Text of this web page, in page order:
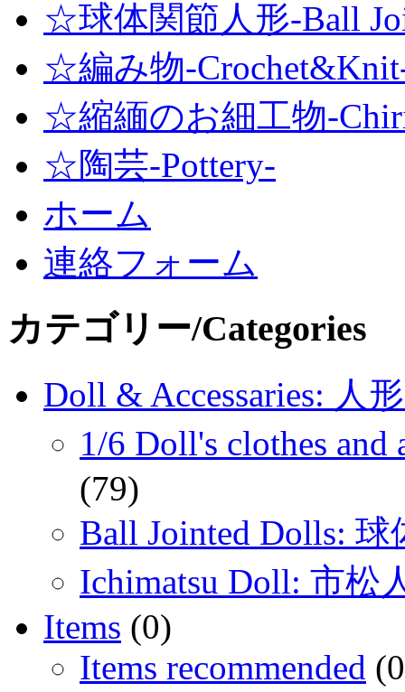
☆球体関節人形-Ball
☆編み物-
☆縮緬のお細工物-
☆陶芸-Pottery-
ホーム
連絡フォーム
カテゴリー/Categories
Doll & Accessaries: 人
1/6 Doll's clothes
(79)
Ball Jointed Dolls:
Ichimatsu Doll: 市松
Items (0)
Items recommended